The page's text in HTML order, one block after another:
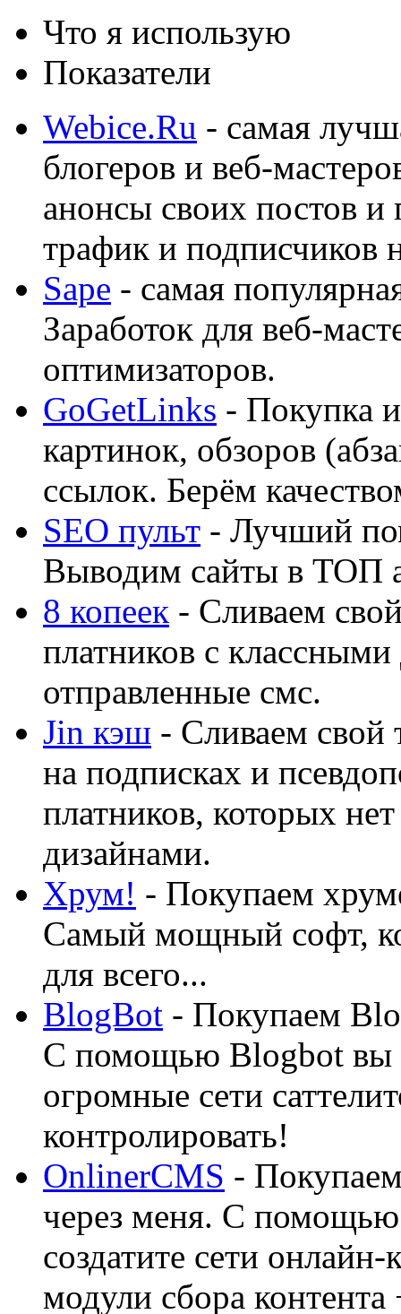
Что я использую
Показатели
Webice.Ru - самая
блогеров и веб-
анонсы своих постов
трафик и подписчиков
Sape - самая
Заработок для веб-
оптимизаторов.
GoGetLinks - Покупка
картинок, обзоров
ссылок. Берём
SEO пульт - Лучший
Выводим сайты в ТОП
8 копеек - Сливаем
платников с
отправленные смс.
Jin кэш - Сливаем свой
на подписках и
платников, которых
дизайнами.
Хрум! - Покупаем
Самый мощный софт,
для всего...
BlogBot - Покупаем
С помощью Blogbot вы
огромные сети
контролировать!
OnlinerCMS -
через меня. С помощью
создатите сети
модули сбора